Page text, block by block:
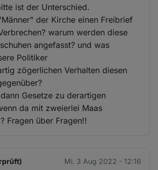
ist der Unterschied.
der Kirche einen Freibrief
warum werden diese
angefasst? und was
Politiker
zögerlichen Verhalten diesen
Gesetze zu derartigen
da mit zweierlei Maas
Fragen über Fragen!!
Mi. 3 Aug 2022 - 12:16